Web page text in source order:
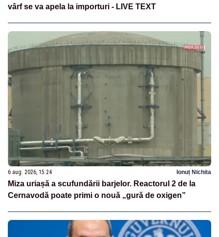
vârf se va apela la importuri - LIVE TEXT
6 aug. 2026, 15:24 Ionuț Nichita
Miza uriașă a scufundării barjelor. Reactorul 2 de la
Cernavodă poate primi o nouă „gură de oxigen”